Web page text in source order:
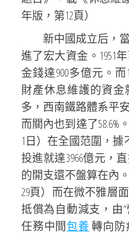
年版，第12頁）
新中國成立后，
進了宏大資金。1951
金錢達900多億元。而
財產休息維護的資金
多，西南鐵路體系平
而關內也到達了58.6%
1日）在全國范圍，據
投進就達3966億元，
的開支還不盤算在內
29頁）而在微不雅層
抵償為自動減支，由“
任務中間包養轉向防